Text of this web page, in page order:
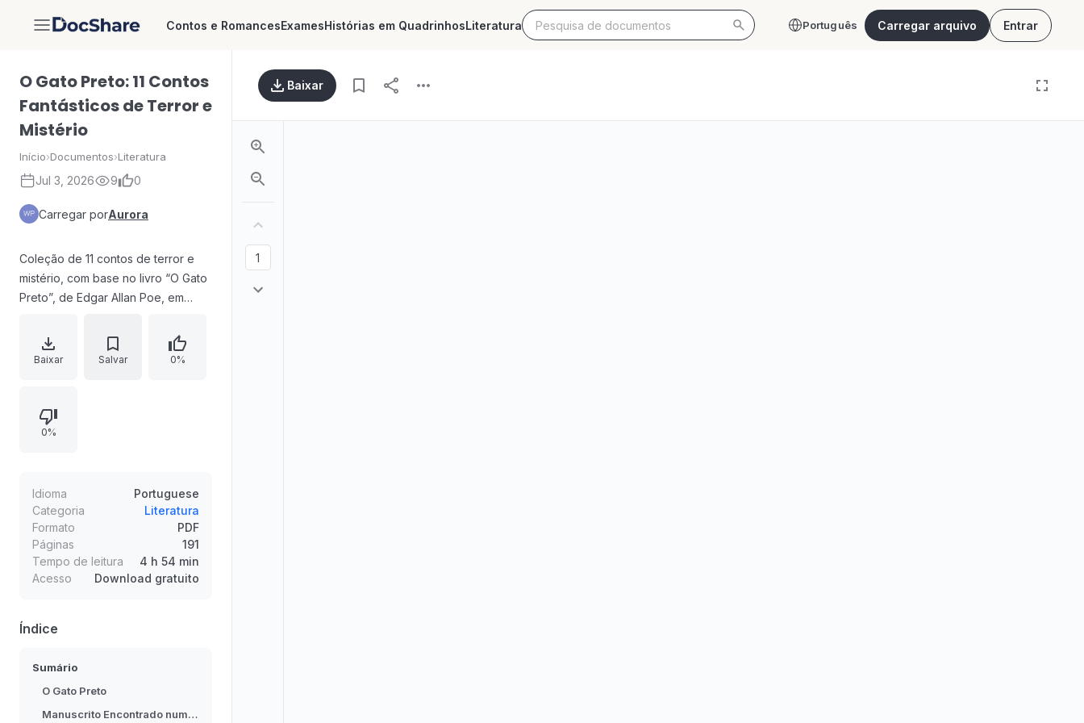
DocShare Contos e RomancesExamesHistórias em QuadrinhosLiteratura Português Carregar arquivo Entrar
O Gato Preto: 11 Contos
Fantásticos de Terror e
Mistério
Início›Documentos›Literatura
Jul 3, 2026 9 0
Carregar porAurora
Coleção de 11 contos de terror e
mistério, com base no livro “O Gato
Preto”, de Edgar Allan Poe, em
abertura apresenta um narrador
que pretende registrar
aniquilação da alma, sem buscar
explicações racionais. No trecho
chegada de um gato preto
excepcionalmente inteligente,
culminando na escalada de
violência marcada por embriaguez,
deterioração moral e hostilidade
Baixar Salvar 0%
0%
Idioma
Portuguese
Categoria
Literatura
Formato
PDF
Páginas
191
Tempo de leitura
4 h 54 min
Acesso
Download gratuito
Índice
Sumário
O Gato Preto
Manuscrito Encontrado numa Garrafa
Baixar